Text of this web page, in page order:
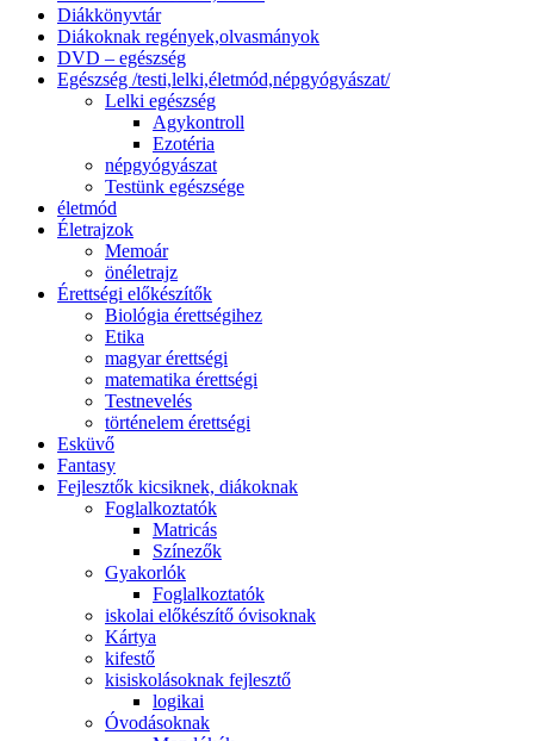
Diákkönyvtár
Diákoknak regények,olvasmányok
DVD – egészség
Egészség /testi,lelki,életmód,népgyógyászat/
Lelki egészség
Agykontroll
Ezotéria
népgyógyászat
Testünk egészsége
életmód
Életrajzok
Memoár
önéletrajz
Érettségi előkészítők
Biológia érettségihez
Etika
magyar érettségi
matematika érettségi
Testnevelés
történelem érettségi
Esküvő
Fantasy
Fejlesztők kicsiknek, diákoknak
Foglalkoztatók
Matricás
Színezők
Gyakorlók
Foglalkoztatók
iskolai előkészítő óvisoknak
Kártya
kifestő
kisiskolásoknak fejlesztő
logikai
Óvodásoknak